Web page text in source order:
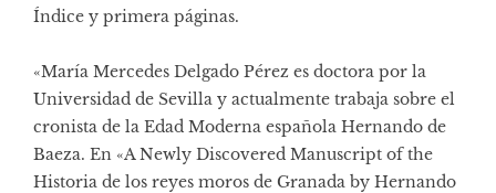
Índice y primera páginas.
«María Mercedes Delgado Pérez es doctora por la
Universidad de Sevilla y actualmente trabaja sobre el
cronista de la Edad Moderna española Hernando de
Baeza. En «A Newly Discovered Manuscript of the
Historia de los reyes moros de Granada by Hernando